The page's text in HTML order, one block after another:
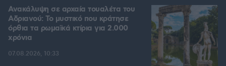
Ανακάλυψη σε αρχαία τουαλέτα του
Αδριανού: Το μυστικό που κράτησε
όρθια τα ρωμαϊκά κτίρια για 2.000
χρόνια
07.08.2026, 10:33